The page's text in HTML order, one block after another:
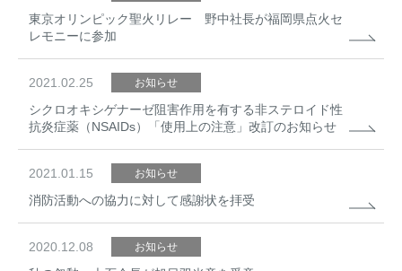
東京オリンピック聖火リレー 野中社長が福岡県点火セ
レモニーに参加
2021.02.25 お知らせ
シクロオキシゲナーゼ阻害作用を有する非ステロイド性
抗炎症薬（NSAIDs）「使用上の注意」改訂のお知らせ
2021.01.15 お知らせ
消防活動への協力に対して感謝状を拝受
2020.12.08 お知らせ